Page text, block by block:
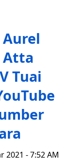
Atta
Tuai
2021 - 7:52 AM